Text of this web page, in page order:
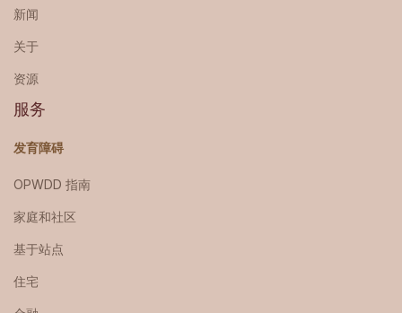
新闻
关于
资源
服务
发育障碍
OPWDD 指南
家庭和社区
基于站点
住宅